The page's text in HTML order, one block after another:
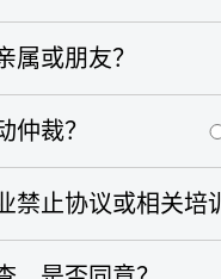
属或朋友？
仲裁？
禁止协议或相关培